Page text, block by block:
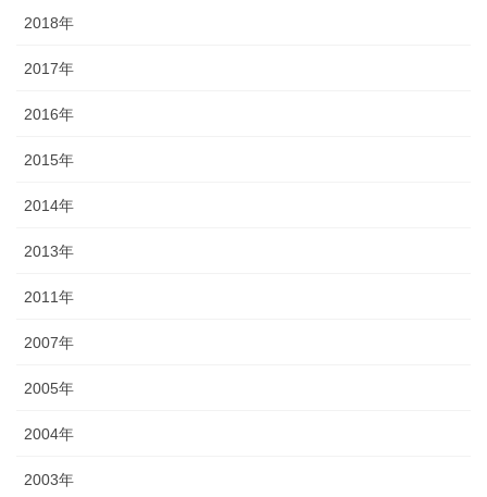
2018年
2017年
2016年
2015年
2014年
2013年
2011年
2007年
2005年
2004年
2003年